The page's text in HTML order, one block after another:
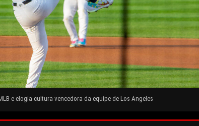
e elogia cultura vencedora da equipe de Los Angeles